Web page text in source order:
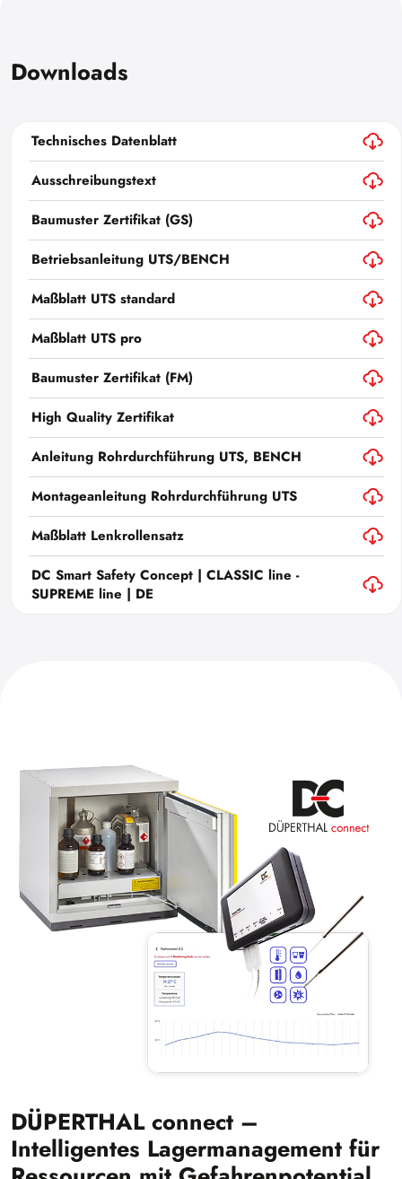
Downloads
Technisches Datenblatt
Ausschreibungstext
Baumuster Zertifikat (GS)
Betriebsanleitung UTS/BENCH
Maßblatt UTS standard
Maßblatt UTS pro
Baumuster Zertifikat (FM)
High Quality Zertifikat
Anleitung Rohrdurchführung UTS, BENCH
Montageanleitung Rohrdurchführung UTS
Maßblatt Lenkrollensatz
DC Smart Safety Concept | CLASSIC line -
SUPREME line | DE
DÜPERTHAL connect –
Intelligentes Lagermanagement für